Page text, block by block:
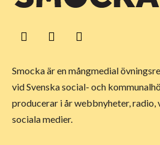
Smocka är en mångmedial
vid Svenska social- och
producerar i år webbnyheter, radio,
sociala medier.